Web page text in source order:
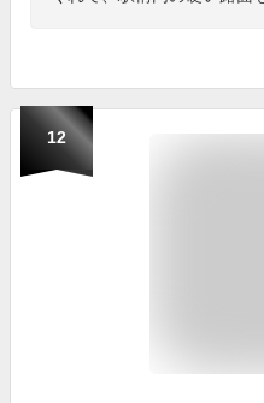
12